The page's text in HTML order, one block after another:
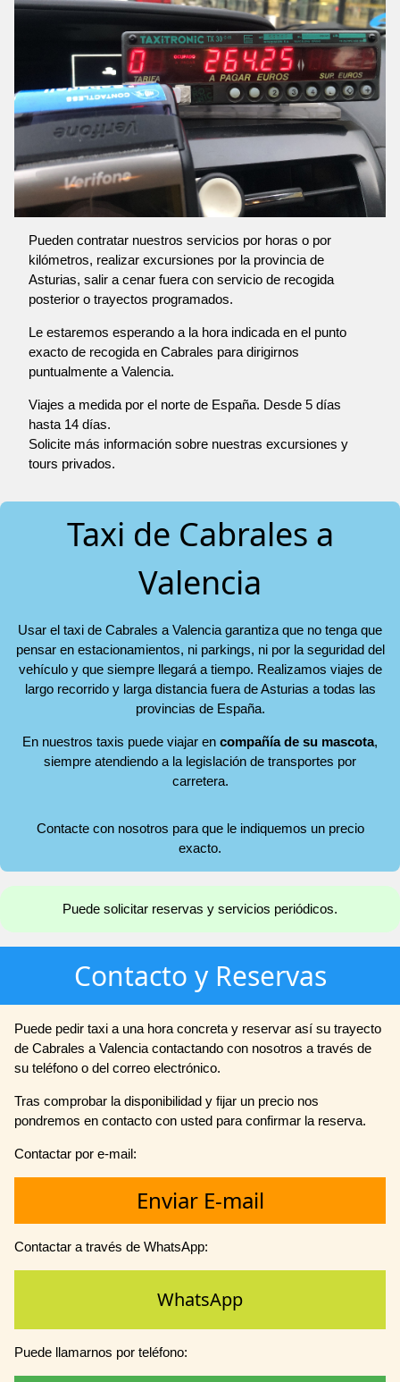
Pueden contratar nuestros servicios por horas o por
kilómetros, realizar excursiones por la provincia de
Asturias, salir a cenar fuera con servicio de recogida
posterior o trayectos programados.
Le estaremos esperando a la hora indicada en el punto
exacto de recogida en Cabrales para dirigirnos
puntualmente a Valencia.
Viajes a medida por el norte de España. Desde 5 días
hasta 14 días.
Solicite más información sobre nuestras excursiones y
tours privados.
Taxi de Cabrales a
Valencia
Usar el taxi de Cabrales a Valencia garantiza que no tenga que
pensar en estacionamientos, ni parkings, ni por la seguridad del
vehículo y que siempre llegará a tiempo. Realizamos viajes de
largo recorrido y larga distancia fuera de Asturias a todas las
provincias de España.
En nuestros taxis puede viajar en compañía de su mascota,
siempre atendiendo a la legislación de transportes por
carretera.
Contacte con nosotros para que le indiquemos un precio
exacto.
Puede solicitar reservas y servicios periódicos.
Contacto y Reservas
Puede pedir taxi a una hora concreta y reservar así su trayecto
de Cabrales a Valencia contactando con nosotros a través de
su teléfono o del correo electrónico.
Tras comprobar la disponibilidad y fijar un precio nos
pondremos en contacto con usted para confirmar la reserva.
Contactar por e-mail:
Enviar E-mail
Contactar a través de WhatsApp:
WhatsApp
Puede llamarnos por teléfono: